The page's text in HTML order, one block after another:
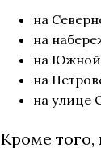
на
на
на Южной
на
на улице
Кроме того,